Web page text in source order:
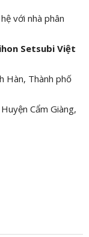
với nhà phân
Setsubi Việt
Hàn, Thành phố
Cẩm Giàng,